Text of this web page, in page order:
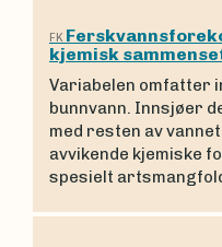
FK
kjemisk
Variabelen omfatter
bunnvann. Innsjøer
med resten av
avvikende kjemiske
spesielt